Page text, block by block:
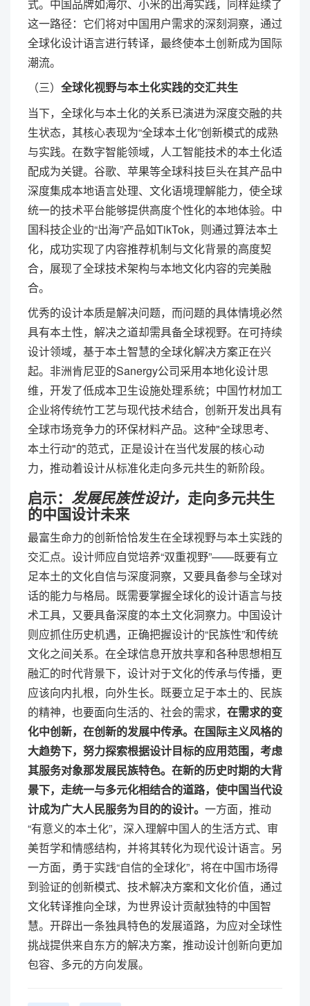
式。中国品牌如海尔、小米的出海实践，同样延续了
这一路径：它们将对中国用户需求的深刻洞察，通过
全球化设计语言进行转译，最终使本土创新成为国际
潮流。
（三） 全球化视野与本土化实践的交汇共生
当下，全球化与本土化的关系已演进为深度交融的共
生状态，其核心表现为“全球本土化”创新模式的成熟
与实践。在数字智能领域，人工智能技术的本土化适
配成为关键。谷歌、苹果等全球科技巨头在其产品中
深度集成本地语言处理、文化语境理解能力，使全球
统一的技术平台能够提供高度个性化的本地体验。中
国科技企业的“出海”产品如TikTok，则通过算法本土
化，成功实现了内容推荐机制与文化背景的高度契
合，展现了全球技术架构与本地文化内容的完美融
合。
优秀的设计本质是解决问题，而问题的具体情境必然
具有本土性，解决之道却需具备全球视野。在可持续
设计领域，基于本土智慧的全球化解决方案正在兴
起。非洲肯尼亚的Sanergy公司采用本地化设计思
维，开发了低成本卫生设施处理系统；中国竹材加工
企业将传统竹工艺与现代技术结合，创新开发出具有
全球市场竞争力的环保材料产品。这种"全球思考、
本土行动"的范式，正是设计在当代发展的核心动
力，推动着设计从标准化走向多元共生的新阶段。
启示： 发展民族性设计， 走向多元共生
的中国设计未来
最富生命力的创新恰恰发生在全球视野与本土实践的
交汇点。设计师应自觉培养“双重视野”——既要有立
足本土的文化自信与深度洞察，又要具备参与全球对
话的能力与格局。既需要掌握全球化的设计语言与技
术工具，又要具备深度的本土文化洞察力。中国设计
则应抓住历史机遇，正确把握设计的“民族性”和传统
文化之间关系。在全球信息开放共享和各种思想相互
融汇的时代背景下，设计对于文化的传承与传播，更
应该向内扎根，向外生长。既要立足于本土的、民族
的精神，也要面向生活的、社会的需求， 在需求的变
化中创新，在创新的发展中传承。在国际主义风格的
大趋势下，努力探索根据设计目标的应用范围，考虑
其服务对象那发展民族特色。在新的历史时期的大背
景下，走统一与多元化相结合的道路，使中国当代设
计成为广大人民服务为目的的设计。 一方面，推动
“有意义的本土化”，深入理解中国人的生活方式、审
美哲学和情感结构，并将其转化为现代设计语言。另
一方面，勇于实践“自信的全球化”，将在中国市场得
到验证的创新模式、技术解决方案和文化价值，通过
文化转译推向全球，为世界设计贡献独特的中国智
慧。开辟出一条独具特色的发展道路，为应对全球性
挑战提供来自东方的解决方案，推动设计创新向更加
包容、多元的方向发展。